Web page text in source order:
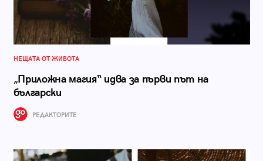
НЕЩАТА ОТ ЖИВОТА
„Приложна магия“ идва за първи път на
български
РЕДАКТОРИТЕ